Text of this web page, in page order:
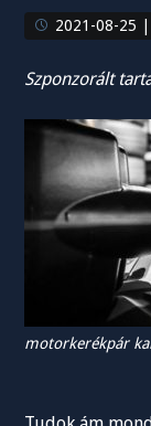
2021-08-25
Szponzorált
motorkerékpár